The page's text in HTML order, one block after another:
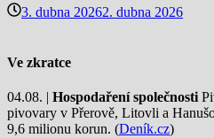
3. dubna 20262. dubna 2026
Ve zkratce
04.08. | Hospodaření společnosti
pivovary v Přerově, Litovli a
9,6 milionu korun. (Deník.cz)